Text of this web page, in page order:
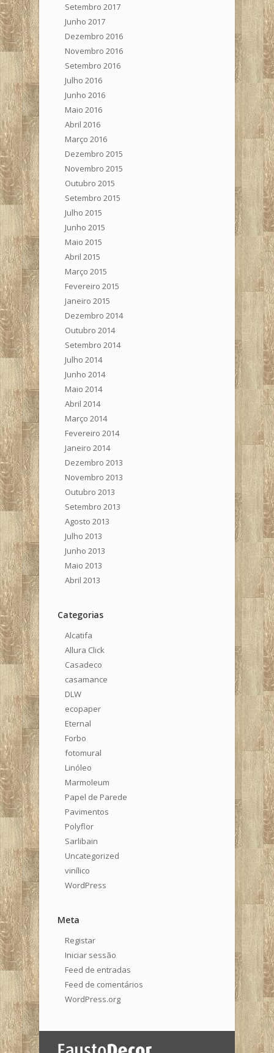
Setembro 2017
Junho 2017
Dezembro 2016
Novembro 2016
Setembro 2016
Julho 2016
Junho 2016
Maio 2016
Abril 2016
Março 2016
Dezembro 2015
Novembro 2015
Outubro 2015
Setembro 2015
Julho 2015
Junho 2015
Maio 2015
Abril 2015
Março 2015
Fevereiro 2015
Janeiro 2015
Dezembro 2014
Outubro 2014
Setembro 2014
Julho 2014
Junho 2014
Maio 2014
Abril 2014
Março 2014
Fevereiro 2014
Janeiro 2014
Dezembro 2013
Novembro 2013
Outubro 2013
Setembro 2013
Agosto 2013
Julho 2013
Junho 2013
Maio 2013
Abril 2013
Categorias
Alcatifa
Allura Click
Casadeco
casamance
DLW
ecopaper
Eternal
Forbo
fotomural
Linóleo
Marmoleum
Papel de Parede
Pavimentos
Polyflor
Sarlibain
Uncategorized
vinílico
WordPress
Meta
Registar
Iniciar sessão
Feed de entradas
Feed de comentários
WordPress.org